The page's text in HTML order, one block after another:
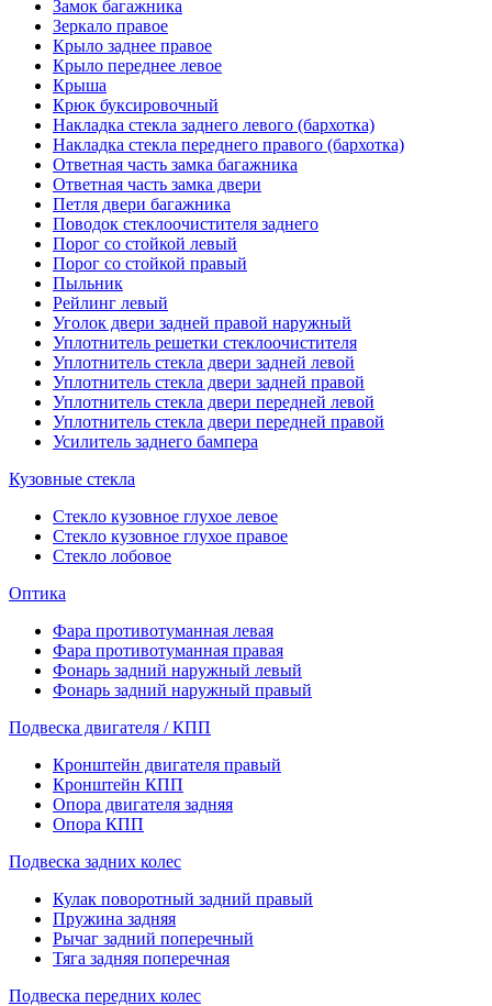
Замок багажника
Зеркало правое
Крыло заднее правое
Крыло переднее левое
Крыша
Крюк буксировочный
Накладка стекла заднего левого (бархотка)
Накладка стекла переднего правого (бархотка)
Ответная часть замка багажника
Ответная часть замка двери
Петля двери багажника
Поводок стеклоочистителя заднего
Порог со стойкой левый
Порог со стойкой правый
Пыльник
Рейлинг левый
Уголок двери задней правой наружный
Уплотнитель решетки стеклоочистителя
Уплотнитель стекла двери задней левой
Уплотнитель стекла двери задней правой
Уплотнитель стекла двери передней левой
Уплотнитель стекла двери передней правой
Усилитель заднего бампера
Кузовные стекла
Стекло кузовное глухое левое
Стекло кузовное глухое правое
Стекло лобовое
Оптика
Фара противотуманная левая
Фара противотуманная правая
Фонарь задний наружный левый
Фонарь задний наружный правый
Подвеска двигателя / КПП
Кронштейн двигателя правый
Кронштейн КПП
Опора двигателя задняя
Опора КПП
Подвеска задних колес
Кулак поворотный задний правый
Пружина задняя
Рычаг задний поперечный
Тяга задняя поперечная
Подвеска передних колес